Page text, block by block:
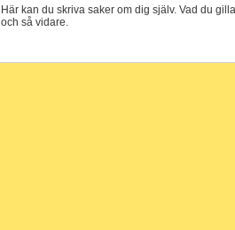
Här kan du skriva saker om dig själv. Vad du
och så vidare.